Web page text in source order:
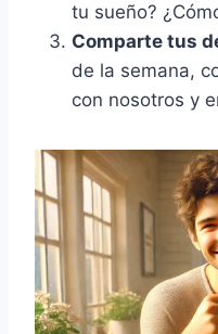
tu sueño?
Comparte tus
de la semana,
con nosotros y